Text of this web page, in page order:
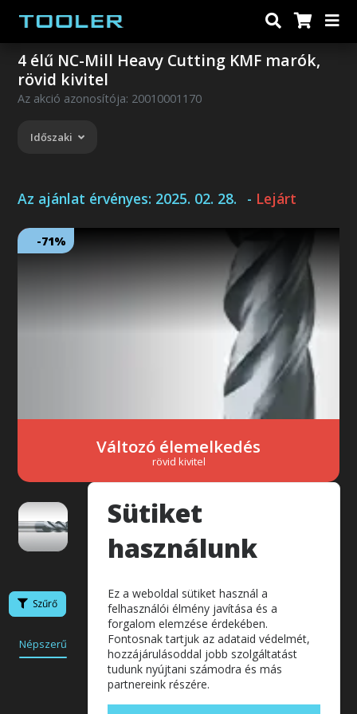
4 élű NC-Mill Heavy Cutting KMF marók,
rövid kivitel
Az akció azonosítója: 20010001170
Időszaki
Az ajánlat érvényes: 2025. 02. 28. - Lejárt
-71%
Változó élemelkedés
rövid kivitel
Szűrő
Népszerű Akciós Legolcsóbb Készlet
Sütiket
használunk
Ez a weboldal sütiket használ a
felhasználói élmény javítása és a
forgalom elemzése érdekében.
Fontosnak tartjuk az adataid védelmét,
hozzájárulásoddal jobb szolgáltatást
tudunk nyújtani számodra és más
partnereink részére.